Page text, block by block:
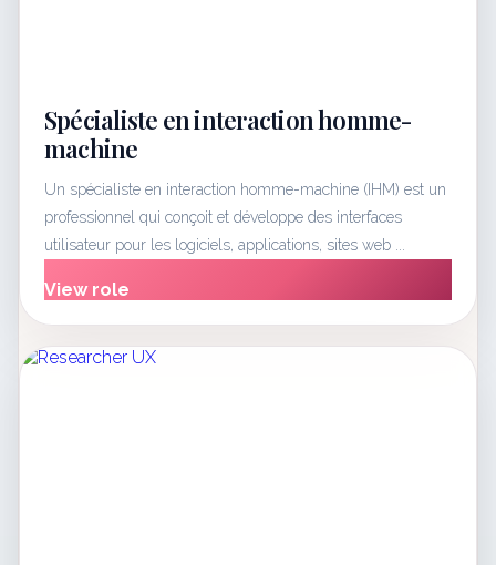
Spécialiste en interaction homme-
machine
Un spécialiste en interaction homme-machine (IHM) est un
professionnel qui conçoit et développe des interfaces
utilisateur pour les logiciels, applications, sites web ...
View role